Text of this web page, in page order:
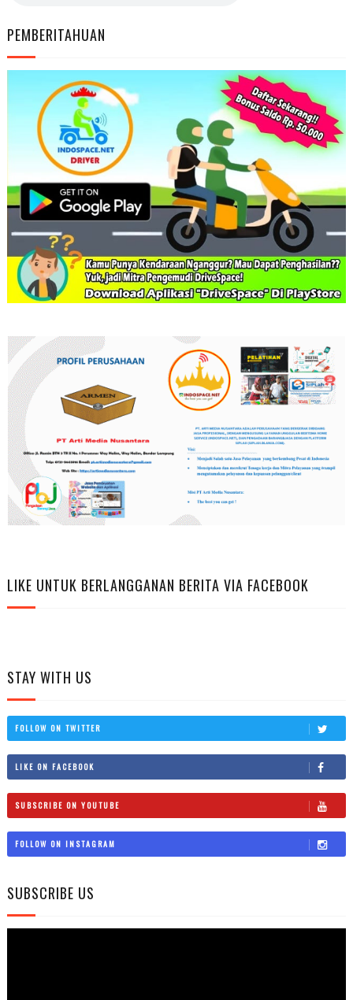
PEMBERITAHUAN
LIKE UNTUK BERLANGGANAN BERITA VIA FACEBOOK
STAY WITH US
FOLLOW ON TWITTER
LIKE ON FACEBOOK
SUBSCRIBE ON YOUTUBE
FOLLOW ON INSTAGRAM
SUBSCRIBE US